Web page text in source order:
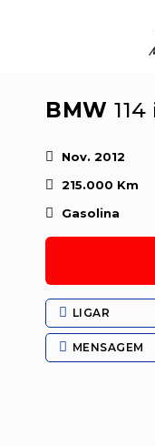
EMPRESA
VIATURAS
SERVIÇOS
BMW 114
Nov. 2012
215.000 Km
Gasolina
LIGAR
MENSAGEM